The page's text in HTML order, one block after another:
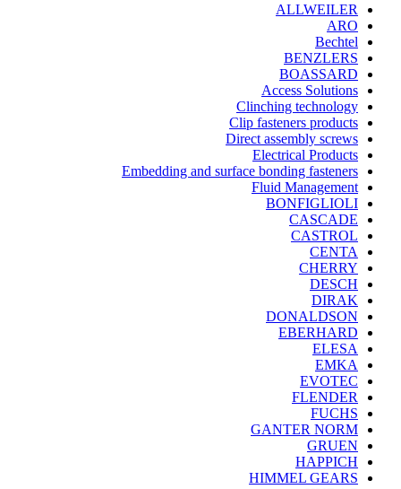
ALLWEILER
ARO
Bechtel
BENZLERS
BOASSARD
Access Solutions
Clinching technology
Clip fasteners products
Direct assembly screws
Electrical Products
Embedding and surface bonding fasteners
Fluid Management
BONFIGLIOLI
CASCADE
CASTROL
CENTA
CHERRY
DESCH
DIRAK
DONALDSON
EBERHARD
ELESA
EMKA
EVOTEC
FLENDER
FUCHS
GANTER NORM
GRUEN
HAPPICH
HIMMEL GEARS